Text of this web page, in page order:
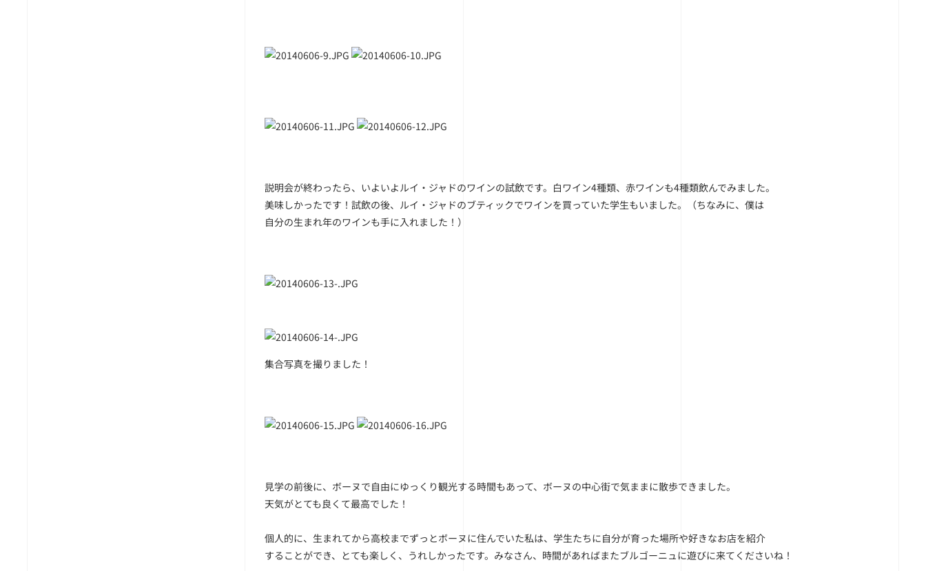
説明会が終わったら、いよいよルイ・ジャドのワインの試飲です。白ワイン4種類、赤ワインも4種類飲んでみました。
美味しかったです！試飲の後、ルイ・ジャドのブティックでワインを買っていた学生もいました。（ちなみに、僕は
自分の生まれ年のワインも手に入れました！）
集合写真を撮りました！
見学の前後に、ボーヌで自由にゆっくり観光する時間もあって、ボーヌの中心街で気ままに散歩できました。
天気がとても良くて最高でした！
個人的に、生まれてから高校までずっとボーヌに住んでいた私は、学生たちに自分が育った場所や好きなお店を紹介
することができ、とても楽しく、うれしかったです。みなさん、時間があればまたブルゴーニュに遊びに来てくださいね！